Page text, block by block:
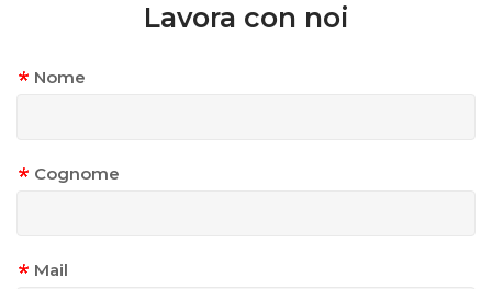
Lavora con noi
Nome
Cognome
Mail